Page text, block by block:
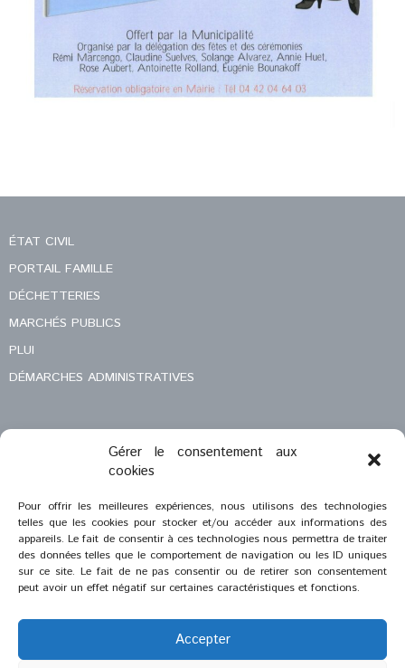
Gérer le consentement aux
cookies
Pour offrir les meilleures expériences, nous utilisons des technologies
telles que les cookies pour stocker et/ou accéder aux informations des
appareils. Le fait de consentir à ces technologies nous permettra de traiter
des données telles que le comportement de navigation ou les ID uniques
sur ce site. Le fait de ne pas consentir ou de retirer son consentement
peut avoir un effet négatif sur certaines caractéristiques et fonctions.
Accepter
ÉTAT CIVIL
PORTAIL FAMILLE
DÉCHETTERIES
MARCHÉS PUBLICS
PLUI
DÉMARCHES ADMINISTRATIVES
MENTIONS LÉGALES